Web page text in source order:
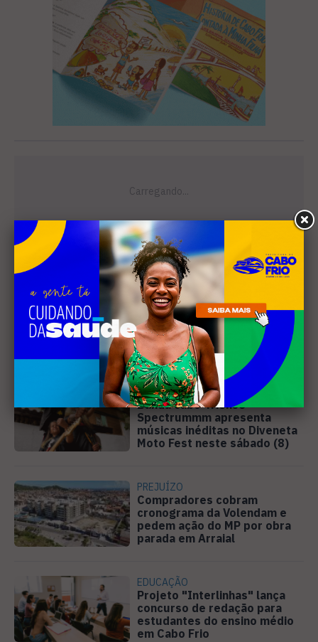
Leia Também
EDUCAÇÃO
Justiça determina que
Prefeitura de Cabo Frio
pague horas extras a
professores
MÚSICA
Banda cabo-friense
Spectrummm apresenta
músicas inéditas no Diveneta
Moto Fest neste sábado (8)
PREJUÍZO
Compradores cobram
cronograma da Volendam e
pedem ação do MP por obra
parada em Arraial
EDUCAÇÃO
Projeto "Interlinhas" lança
concurso de redação para
estudantes do ensino médio
em Cabo Frio